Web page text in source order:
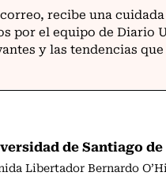
de Santiago
Libertador Bernardo